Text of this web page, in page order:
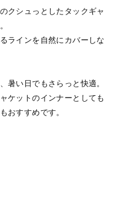
クシュっとしたタックギャ
ラインを自然にカバーしな
暑い日でもさらっと快適。
ケットのインナーとしても
おすすめです。